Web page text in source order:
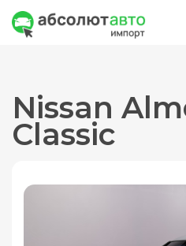
Nissan
Classic